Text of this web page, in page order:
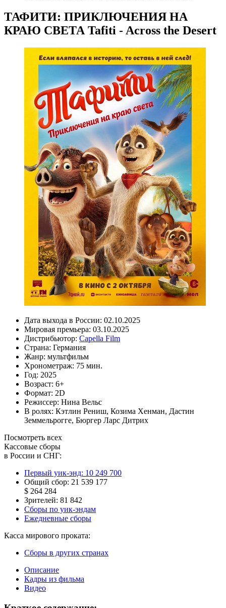
ТАФИТИ: ПРИКЛЮЧЕНИЯ НА
КРАЮ СВЕТА Tafiti - Across the Desert
Дата выхода в России: 02.10.2025
Мировая премьера: 03.10.2025
Дистрибьютор: Capella Film
Страна: Германия
Жанр: мультфильм
Хронометраж: 75 мин.
Год: 2025
Возраст: 6+
Формат: 2D
Режиссер: Нина Вельс
В ролях: Кэтлин Рениш, Козима Хенман, Дастин
Земмельрогге, Бюргер Ларс Дитрих
Посмотреть всех
Кассовые сборы
в России и СНГ:
Первый уик-энд: 10 249 700
Общий сбор: 21 539 177
$ 264 284
Зрителей: 81 842
Сборы по уик-эндам
Ежедневные сборы
Касса мирового проката:
Сборы в других странах
Описание
Кадры из фильма
Видео